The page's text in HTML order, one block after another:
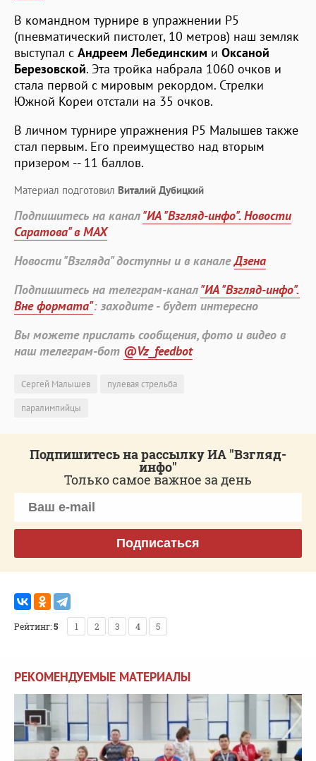
В командном турнире в упражнении P5
(пневматический пистолет, 10 метров) наш земляк
выступал с Андреем Лебединским и Оксаной
Березовской. Эта тройка набрала 1060 очков и
стала первой с мировым рекордом. Стрелки
Южной Кореи отстали на 35 очков.
В личном турнире упражнения Р5 Малышев также
стал первым. Его преимущество над вторым
призером -- 11 баллов.
Материал подготовил Виталий Дубицкий
Подпишитесь на канал"ИА "Взгляд-инфо". Новости
Саратова" в MAX
Новости "Взгляда" доступны и в каналеДзена
Подпишитесь на телеграм-канал"ИА "Взгляд-инфо".
Вне формата": заходите - будет интересно
Вы можете прислать сообщения, фото и видео в
наш телеграм-бот @Vz_feedbot
Сергей Малышев
пулевая стрельба
паралимпийцы
Подпишитесь на рассылку ИА "Взгляд-
инфо"
Только самое важное за день
Подписаться
Рейтинг:5 1 2 3 4 5
РЕКОМЕНДУЕМЫЕ МАТЕРИАЛЫ